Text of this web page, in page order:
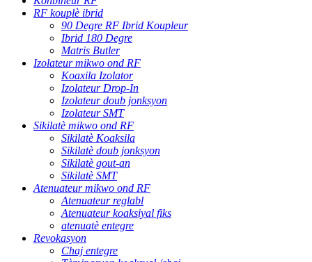
RF kouplè ibrid
90 Degre RF Ibrid Koupleur
Ibrid 180 Degre
Matris Butler
Izolateur mikwo ond RF
Koaxila Izolator
Izolateur Drop-In
Izolateur doub jonksyon
Izolateur SMT
Sikilatè mikwo ond RF
Sikilatè Koaksila
Sikilatè doub jonksyon
Sikilatè gout-an
Sikilatè SMT
Atenuateur mikwo ond RF
Atenuateur reglabl
Atenuateur koaksiyal fiks
atenuatè entegre
Revokasyon
Chaj entegre